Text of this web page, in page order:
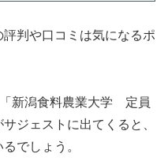
判や口コミは気になるポ
新潟食料農業大学 定員
ジェストに出てくると、
でしょう。